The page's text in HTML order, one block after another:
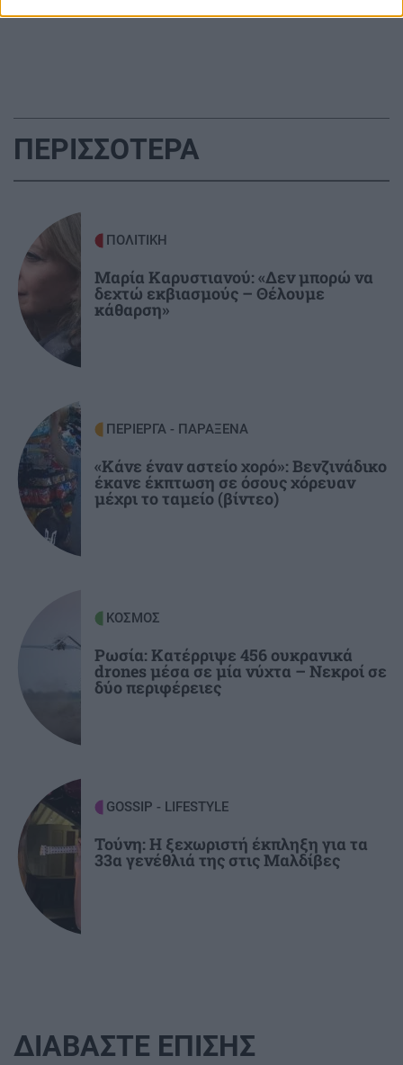
γενέθλιά της στις Μαλδίβες
Γαζίου και ξαφρίζουν λογαριασμούς
10:42
ΚΡΗΤΗ
του Νεάπολη - Άγιος Νικόλαος
10:35
ΚΟΙΝΩΝΙΑ
Επικίνδυνα παιχνίδια ανηλίκων: Ανάβουν
φωτιά σε δασική περιοχή στο Πεντελικό για
«challenge» (βίντεο)
ΕΛΛΑΔΑ
Φωτιά στον Κουβαρά Αττικής: Μήνυμα του 112
για εκκένωση περιοχής (εικόνες, βίντεο)
ΚΟΣΜΟΣ
Τρόμος στα 30.000 πόδια: Επιβάτης
προσπάθησε να ανοίξει την έξοδο κινδύνου!
Ηράκλειο: Από φαρμακείο σε φαρμακείο για
τα σκευάσματα οι ασθενείς
ΠΕΡΙΣΣΟΤΕΡΑ
ΠΟΛΙΤΙΚΗ
Μαρία Καρυστιανού: «Δεν μπορώ να
δεχτώ εκβιασμούς – Θέλουμε
κάθαρση»
ΠΕΡΙΕΡΓΑ - ΠΑΡΑΞΕΝΑ
«Κάνε έναν αστείο χορό»: Βενζινάδικο
έκανε έκπτωση σε όσους χόρευαν
μέχρι το ταμείο (βίντεο)
ΚΟΣΜΟΣ
Ρωσία: Κατέρριψε 456 ουκρανικά
drones μέσα σε μία νύχτα – Νεκροί σε
δύο περιφέρειες
GOSSIP - LIFESTYLE
Τούνη: Η ξεχωριστή έκπληξη για τα
33α γενέθλιά της στις Μαλδίβες
ΔΙΑΒΑΣΤΕ ΕΠΙΣΗΣ